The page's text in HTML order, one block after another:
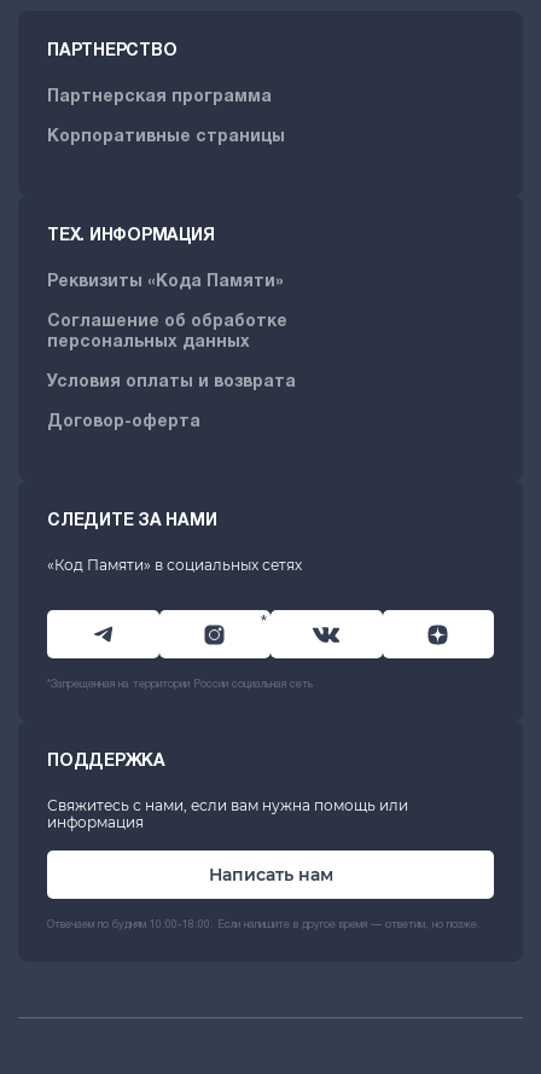
ПАРТНЕРСТВО
Партнерская программа
Корпоративные страницы
ТЕХ. ИНФОРМАЦИЯ
Реквизиты «Кода Памяти»
Соглашение об обработке
персональных данных
Условия оплаты и возврата
Договор-оферта
СЛЕДИТЕ ЗА НАМИ
«Код Памяти» в социальных сетях
*
*Запрещенная на территории России социальная сеть
ПОДДЕРЖКА
Свяжитесь с нами, если вам нужна помощь или
информация
Написать нам
Отвечаем по будням 10:00-18:00. Если напишите в другое время — ответим, но позже.